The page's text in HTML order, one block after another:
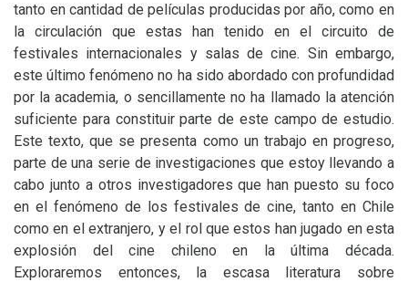
tanto en cantidad de películas producidas por año, como en
la circulación que estas han tenido en el circuito de
festivales internacionales y salas de cine. Sin embargo,
este último fenómeno no ha sido abordado con profundidad
por la academia, o sencillamente no ha llamado la atención
suficiente para constituir parte de este campo de estudio.
Este texto, que se presenta como un trabajo en progreso,
parte de una serie de investigaciones que estoy llevando a
cabo junto a otros investigadores que han puesto su foco
en el fenómeno de los festivales de cine, tanto en Chile
como en el extranjero, y el rol que estos han jugado en esta
explosión del cine chileno en la última década.
Exploraremos entonces, la escasa literatura sobre